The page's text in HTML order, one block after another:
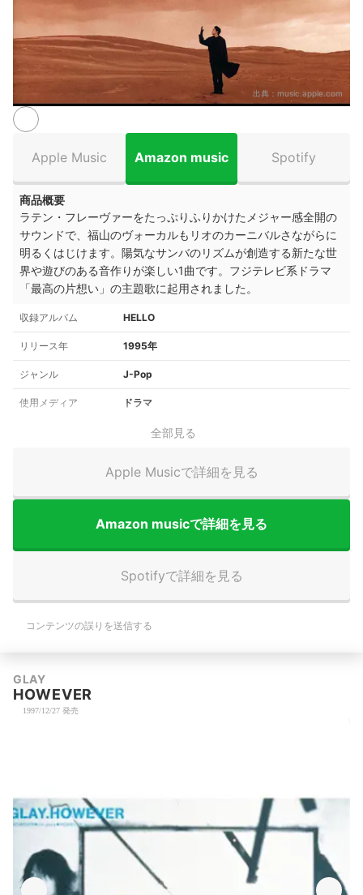
出典： music.apple.com
Apple Music Amazon music Spotify
商品概要
ラテン・フレーヴァーをたっぷりふりかけたメジャー感全開の
サウンドで、福山のヴォーカルもリオのカーニバルさながらに
明るくはじけます。陽気なサンバのリズムが創造する新たな世
界や遊びのある音作りが楽しい1曲です。フジテレビ系ドラマ
「最高の片想い」の主題歌に起用されました。
収録アルバム HELLO
リリース年 1995年
ジャンル J-Pop
使用メディア ドラマ
全部見る
Apple Musicで詳細を見る
Amazon musicで詳細を見る
Spotifyで詳細を見る
コンテンツの誤りを送信する
GLAY
HOWEVER
1997/12/27 発売